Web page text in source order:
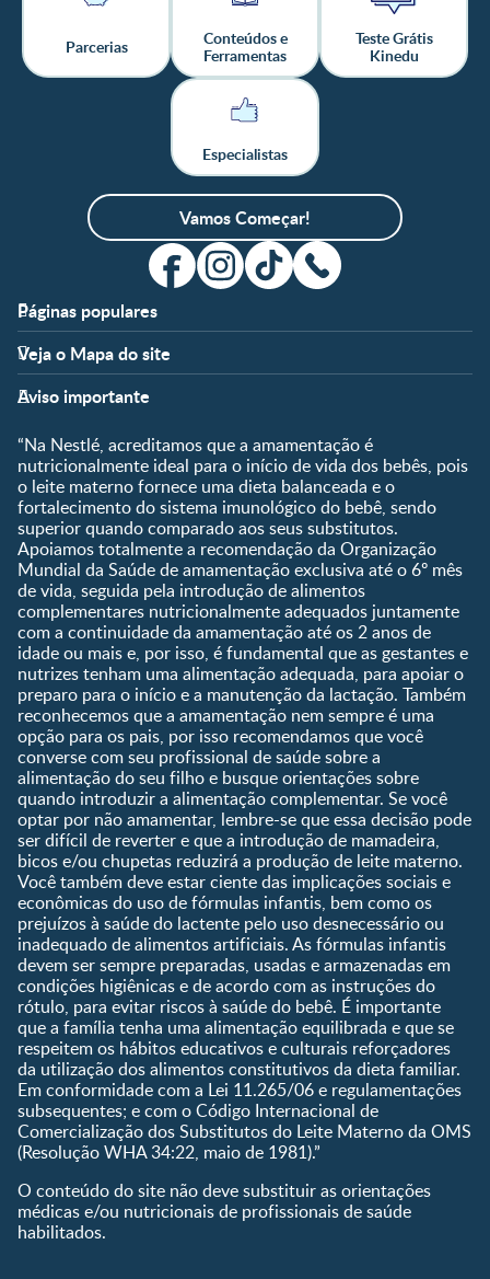
Parcerias
Conteúdos e
Ferramentas
Teste Grátis
Kinedu
Especialistas
Vamos Começar!
Páginas populares
Apoio
FAQ
Nossos Artigos
Fale conosco
Clube
Shopping
Compre Agora
Veja o Mapa do site
Fases
Pré-Concepção
Gravidez
Pós-Parto
0 a 5 meses
6 a 8 meses
9 a 12 meses
1 a 3 anos
Pré-escolar
Temas
Desenvolvimento
Ser Mãe e Pai
Nutrição, Alimentação e
Saúde
Ferramentas
Quando eu ficarei fértil?
Que dia meu bebê vai
nascer?
Guia de Nomes para Bebê
Calendário de semanas de
gravidez
Calculadora de cor dos
olhos
Curva de crescimento do
bebê
Planeta dos Pais
Receitas
Aviso importante
“Na Nestlé, acreditamos que a amamentação é
nutricionalmente ideal para o início de vida dos bebês, pois
o leite materno fornece uma dieta balanceada e o
fortalecimento do sistema imunológico do bebê, sendo
superior quando comparado aos seus substitutos.
Apoiamos totalmente a recomendação da Organização
Mundial da Saúde de amamentação exclusiva até o 6º mês
de vida, seguida pela introdução de alimentos
complementares nutricionalmente adequados juntamente
com a continuidade da amamentação até os 2 anos de
idade ou mais e, por isso, é fundamental que as gestantes e
nutrizes tenham uma alimentação adequada, para apoiar o
preparo para o início e a manutenção da lactação. Também
reconhecemos que a amamentação nem sempre é uma
opção para os pais, por isso recomendamos que você
converse com seu profissional de saúde sobre a
alimentação do seu filho e busque orientações sobre
quando introduzir a alimentação complementar. Se você
optar por não amamentar, lembre-se que essa decisão pode
ser difícil de reverter e que a introdução de mamadeira,
bicos e/ou chupetas reduzirá a produção de leite materno.
Você também deve estar ciente das implicações sociais e
econômicas do uso de fórmulas infantis, bem como os
prejuízos à saúde do lactente pelo uso desnecessário ou
inadequado de alimentos artificiais. As fórmulas infantis
devem ser sempre preparadas, usadas e armazenadas em
condições higiênicas e de acordo com as instruções do
rótulo, para evitar riscos à saúde do bebê. É importante
que a família tenha uma alimentação equilibrada e que se
respeitem os hábitos educativos e culturais reforçadores
da utilização dos alimentos constitutivos da dieta familiar.
Em conformidade com a Lei 11.265/06 e regulamentações
subsequentes; e com o Código Internacional de
Comercialização dos Substitutos do Leite Materno da OMS
(Resolução WHA 34:22, maio de 1981).”
O conteúdo do site não deve substituir as orientações
médicas e/ou nutricionais de profissionais de saúde
habilitados.